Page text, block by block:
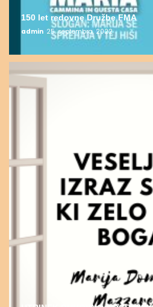
150 let redovne Družbe FMA
admin 25. septembra, 2022